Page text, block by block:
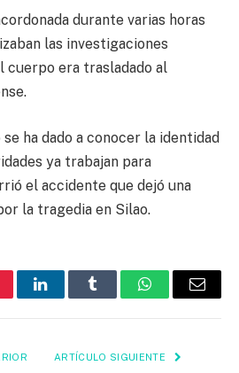
durante varias horas
las investigaciones
cuerpo era trasladado al
ha dado a conocer la identidad
ya trabajan para
el accidente que dejó una
la tragedia en Silao.
LinkedInTumblr WhatsAppEmail
ARTÍCULO SIGUIENTE